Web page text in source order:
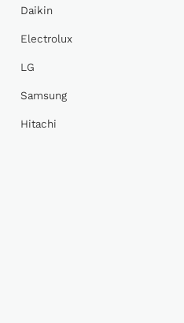
Daikin
Electrolux
LG
Samsung
Hitachi